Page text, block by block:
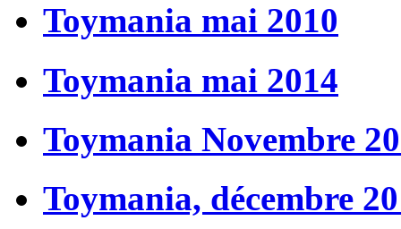
Toymania mai 2010
Toymania mai 2014
Toymania Novembre
Toymania, décembre